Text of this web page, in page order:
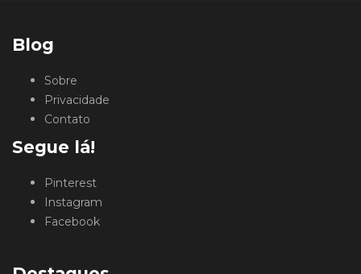
Blog
Sobre
Privacidade
Contato
Segue lá!
Pinterest
Instagram
Facebook